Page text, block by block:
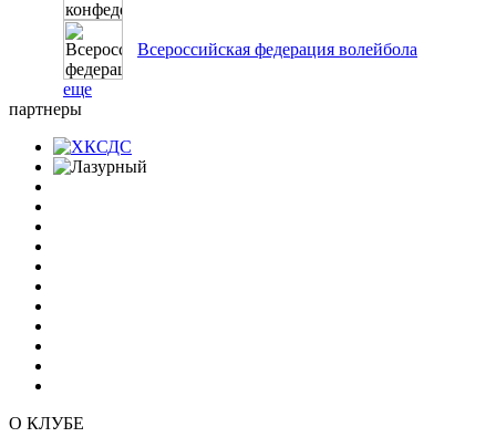
Всероссийская федерация волейбола
еще
партнеры
О КЛУБЕ